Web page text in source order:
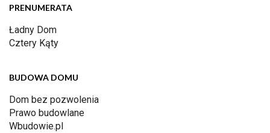
PRENUMERATA
Ładny Dom
Cztery Kąty
BUDOWA DOMU
Dom bez pozwolenia
Prawo budowlane
Wbudowie.pl